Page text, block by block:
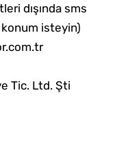
dışında sms
konum isteyin)
Tic. Ltd. Şti